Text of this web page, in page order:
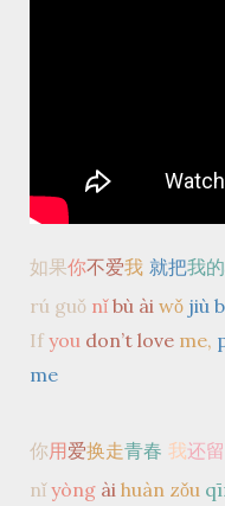
如果你不爱我 就把我
rú guǒ nǐ bù ài wǒ jiù
If you don’t love me,
me
你用爱换走青春 我还
nǐ yòng ài huàn zǒu